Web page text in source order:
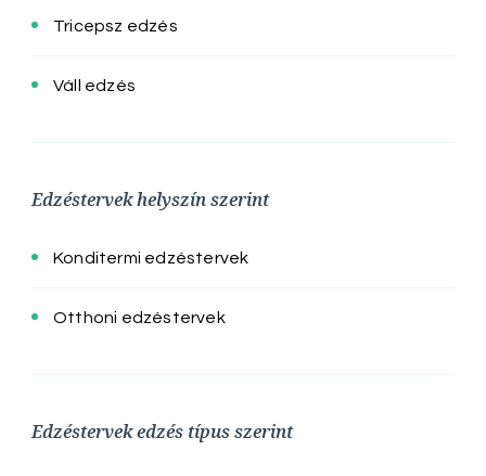
Tricepsz edzés
Váll edzés
Edzéstervek helyszín szerint
Konditermi edzéstervek
Otthoni edzéstervek
Edzéstervek edzés típus szerint